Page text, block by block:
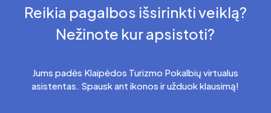
Reikia pagalbos išsirinkti veiklą?
Nežinote kur apsistoti?
Jums padės Klaipėdos Turizmo Pokalbių virtualus
asistentas. Spausk ant ikonos ir užduok klausimą!